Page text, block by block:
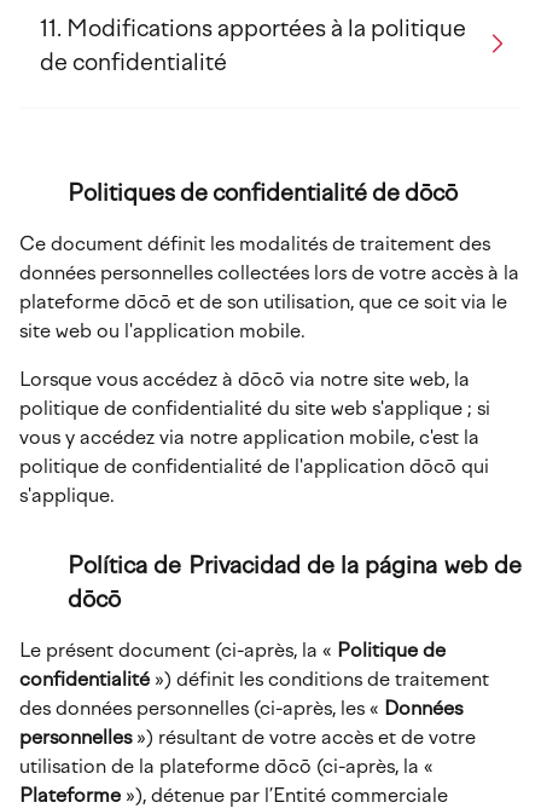
Modifications apportées à la politique
de confidentialité
Politiques de confidentialité de dōcō
Ce document définit les modalités de traitement des
données personnelles collectées lors de votre accès à la
plateforme dōcō et de son utilisation, que ce soit via le
site web ou l'application mobile.
Lorsque vous accédez à dōcō via notre site web, la
politique de confidentialité du site web s'applique ; si
vous y accédez via notre application mobile, c'est la
politique de confidentialité de l'application dōcō qui
s'applique.
Política de Privacidad de la página web de
dōcō
Le présent document (ci-après, la « Politique de
confidentialité ») définit les conditions de traitement
des données personnelles (ci-après, les « Données
personnelles») résultant de votre accès et de votre
utilisation de la plateforme dōcō (ci-après, la «
Plateforme »), détenue par l’Entité commerciale